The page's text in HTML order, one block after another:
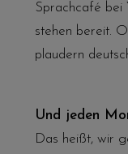
Sprachcafé bei
stehen bereit.
plaudern
Und jeden
Das heißt, wir